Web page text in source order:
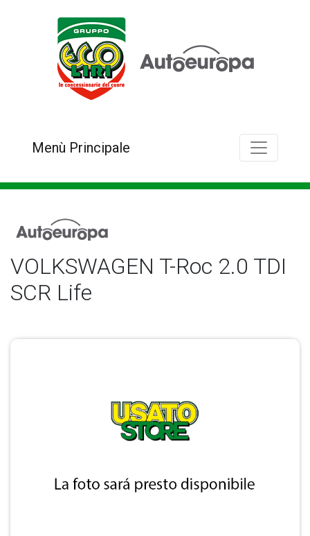
Menù Principale
VOLKSWAGEN T-Roc 2.0 TDI
SCR Life